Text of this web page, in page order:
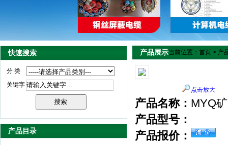
天津市电缆总厂橡塑电缆厂（天缆小猫集团）
快速搜索
分 类
关键字
产品目录
产品展示当前位置： 首页 > 产
点击放大
产品名称： MYQ
产品型号：
产品报价：